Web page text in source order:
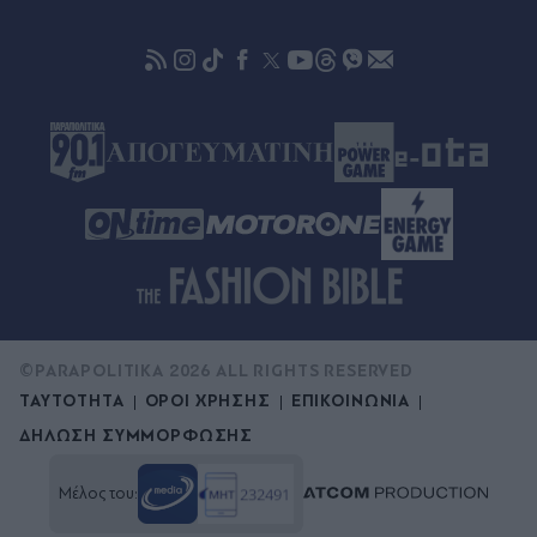
ΗΠΑ: Το Πεντάγωνο "δείχνει" τον Φρανκ Κένταλ
για τη διαρροή των προβλημάτων ασφαλείας
ΤΑΥΤΟΤΗΤΑ ΟΡΟΙ ΧΡΗΣΗΣ
ΕΠΙΚΟΙΝΩΝΙΑ
ΔΗΛΩΣΗ ΣΥΜΜΟΡΦΩΣΗΣ
©PARAPOLITIKA 2026 ALL RIGHTS RESERVED
Μέλος του: